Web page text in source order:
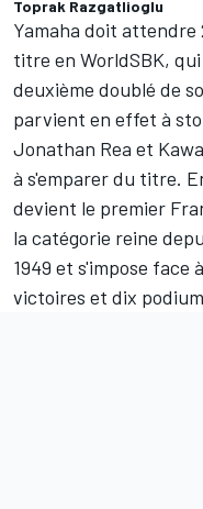
Toprak Razgatlioglu
Yamaha doit attendre
titre en WorldSBK,
deuxième doublé de
parvient en effet à
Jonathan Rea et
à s'emparer du titre.
devient le premier
la catégorie reine
1949 et s'impose face
victoires et dix